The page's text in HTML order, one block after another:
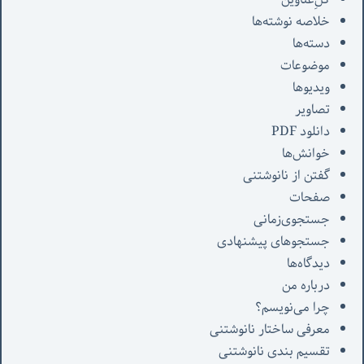
خلاصه نوشته‌ها
دسته‌ها
موضوعات
ویدیوها
تصاویر
دانلود PDF
خوانش‌ها
گفتن از نانوشتنی
صفحات
جستجوی‌زمانی
جستجوهای پیشنهادی
دیدگاه‌ها
درباره من
چرا می‌نویسم؟
معرفی‌ ساختار نانوشتنی
تقسیم بندی نانوشتنی